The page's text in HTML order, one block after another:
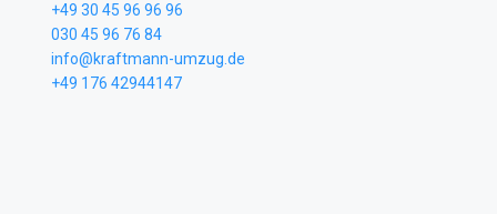
+49 30 45 96 96 96
030 45 96 76 84
info@kraftmann-umzug.de
+49 176 42944147